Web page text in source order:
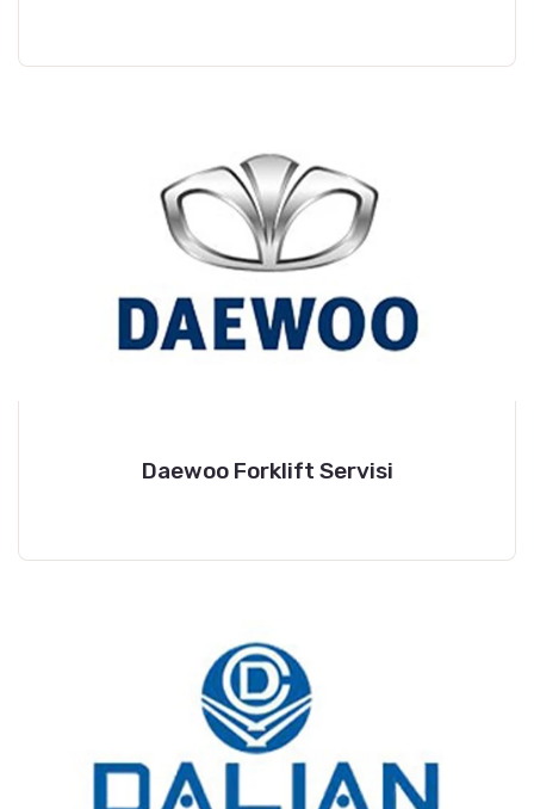
Daewoo Forklift Servisi